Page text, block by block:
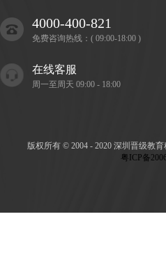
4000-400-821
免费咨询热线：( 09:00-18:00 )
在线客服
周一至周天 09:00 - 18:00
版权所有 © 2004 - 2020 深圳晋级教
粤ICP备